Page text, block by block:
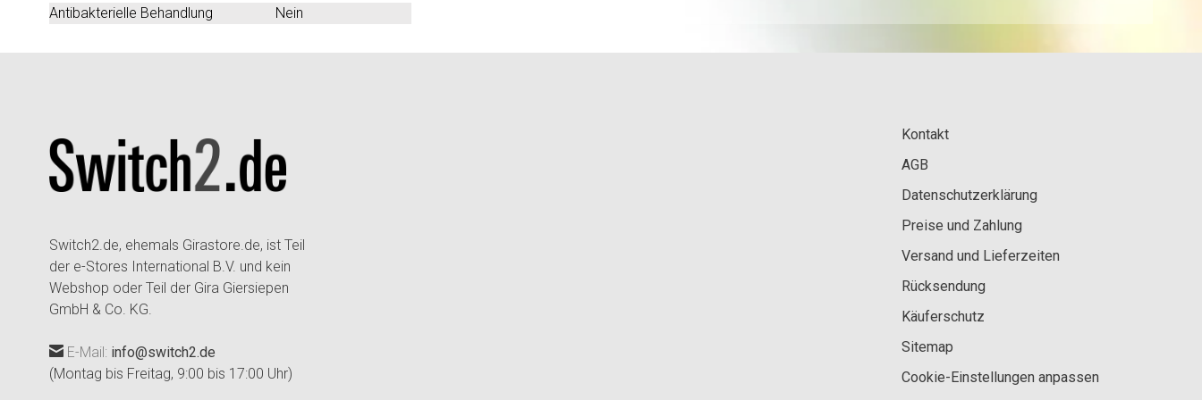
Antibakterielle Behandlung Nein
Switch2.de, ehemals Girastore.de, ist Teil
der e-Stores International B.V. und kein
Webshop oder Teil der Gira Giersiepen
GmbH & Co. KG.
E-Mail: info@switch2.de
(Montag bis Freitag, 9:00 bis 17:00 Uhr)
Kontakt
AGB
Datenschutzerklärung
Preise und Zahlung
Versand und Lieferzeiten
Rücksendung
Käuferschutz
Sitemap
Cookie-Einstellungen anpassen